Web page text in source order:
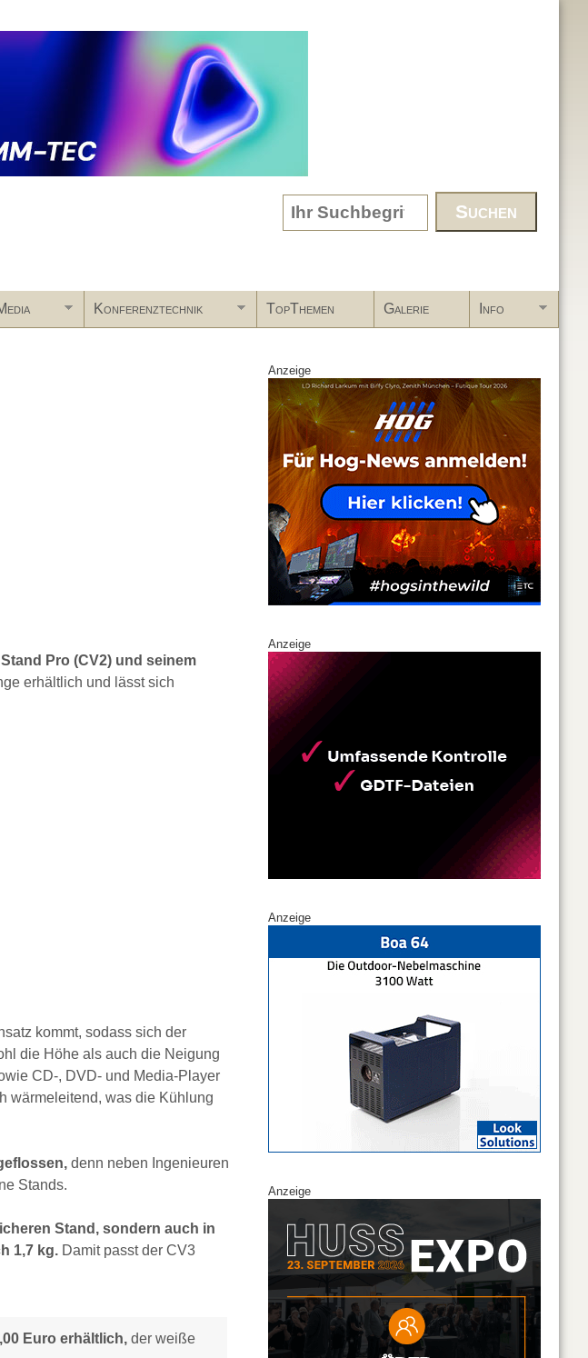
Search form
Konferenztechnik TopThemen Galerie Info
Pro (CV2) und seinem
erhältlich und lässt sich
kommt, sodass sich der
die Höhe als auch die Neigung
CD-, DVD- und Media-Player
wärmeleitend, was die Kühlung
denn neben Ingenieuren
Stands.
Stand, sondern auch in
1,7 kg. Damit passt der CV3
Euro erhältlich, der weiße
Anzeige
Anzeige
Anzeige
Anzeige